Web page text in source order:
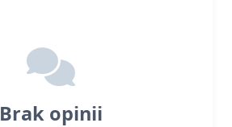
Brak opinii